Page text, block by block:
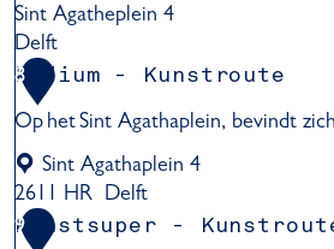
-
K
u
n
t
r
o
L
u
t
z
K
u
n
Sint Agatheplein 4
Delft
M
s
e
u
m
8
kadium - Kunstroute
Op het Sint Agathaplein, bevindt
Sint Agathaplein 4
2611 HR Delft
k
9
Kunstsuper -